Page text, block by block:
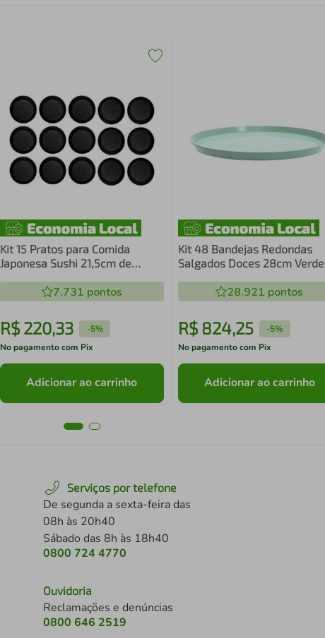
Kit 15 Pratos para Comida
Japonesa Sushi 21,5cm de
Sashimi Wolff
7.731 pontos
R$220,33 -5%
No pagamento com Pix
Adicionar ao carrinho
Kit 48 Bandejas Redondas
Salgados Doces 28cm Verde
Bubble Crippa
28.921 pontos
R$ 824,25 -5%
No pagamento com Pix
Adicionar ao carrinho
Serviços por telefone
De segunda a sexta-feira das
08h às 20h40
Sábado das 8h às 18h40
0800 724 4770
Ouvidoria
Reclamações e denúncias
0800 646 2519